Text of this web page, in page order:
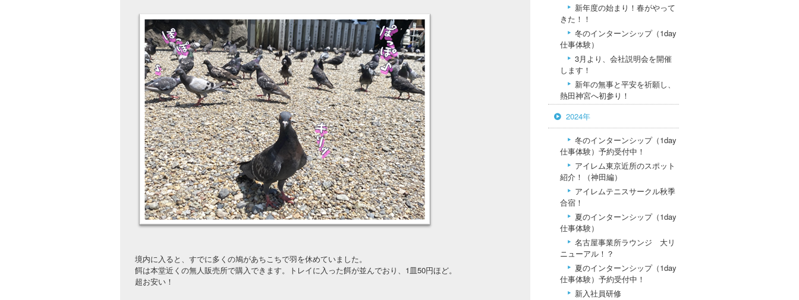
境内に入ると、すでに多くの鳩があちこちで羽を休めていました。
餌は本堂近くの無人販売所で購入できます。トレイに入った餌が並んでおり、1皿50円ほど。
超お安い！
新年度の始まり！春がやって
きた！！
冬のインターンシップ（1day
仕事体験）
3月より、会社説明会を開催
します！
新年の無事と平安を祈願し、
熱田神宮へ初参り！
2024年
冬のインターンシップ（1day
仕事体験）予約受付中！
アイレム東京近所のスポット
紹介！（神田編）
アイレムテニスサークル秋季
合宿！
夏のインターンシップ（1day
仕事体験）
名古屋事業所ラウンジ 大リ
ニューアル！？
夏のインターンシップ（1day
仕事体験）予約受付中！
新入社員研修